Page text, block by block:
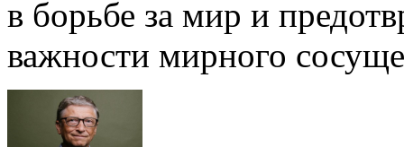
в борьбе за мир и
важности мирного